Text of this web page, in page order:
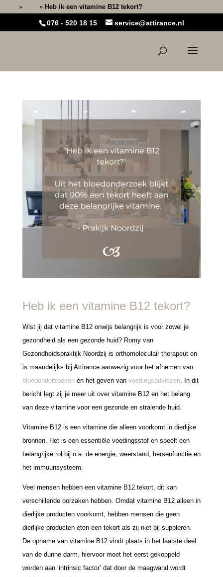
» » Heb ik een vitamine B12 tekort?
076 - 520 18 15 service@attirance.nl
Heb ik een vitamine B12 tekort?
Wist jij dat vitamine B12 onwijs belangrijk is voor zowel je
gezondheid als een gezonde huid? Romy van
Gezondheidspraktijk Noordzij is orthomoleculair therapeut en
is maandelijks bij Attirance aanwezig voor het afnemen van
bloedonderzoekenen het geven van voedingsadviezen. In dit
bericht legt zij je meer uit over vitamine B12 en het belang
van deze vitamine voor een gezonde en stralende huid.
Vitamine B12 is een vitamine die alleen voorkomt in dierlijke
bronnen. Het is een essentiële voedingsstof en speelt een
belangrijke rol bij o.a. de energie, weerstand, hersenfunctie en
het immuunsysteem.
Veel mensen hebben een vitamine B12 tekort, dit kan
verschillende oorzaken hebben. Omdat vitamine B12 alleen in
dierlijke producten voorkomt, hebben mensen die geen
dierlijke producten eten een tekort als zij niet bij suppleren.
De opname van vitamine B12 vindt plaats in het laatste deel
van de dunne darm, hiervoor moet het eerst gekoppeld
worden aan ‘intrinsic factor’ dat door de maagwand wordt